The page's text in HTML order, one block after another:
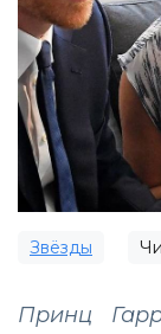
Звёзды
Принц